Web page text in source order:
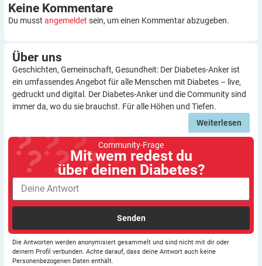
Keine Kommentare
Du musst angemeldet sein, um einen Kommentar abzugeben.
Über uns
Geschichten, Gemeinschaft, Gesundheit: Der Diabetes-Anker ist
ein umfassendes Angebot für alle Menschen mit Diabetes – live,
gedruckt und digital. Der Diabetes-Anker und die Community sind
immer da, wo du sie brauchst. Für alle Höhen und Tiefen.
Weiterlesen
Community-Frage
Mit wem redest du
über deinen Diabetes?
Senden
Die Antworten werden anonymisiert gesammelt und sind nicht mit dir oder
deinem Profil verbunden. Achte darauf, dass deine Antwort auch keine
Personenbezogenen Daten enthält.